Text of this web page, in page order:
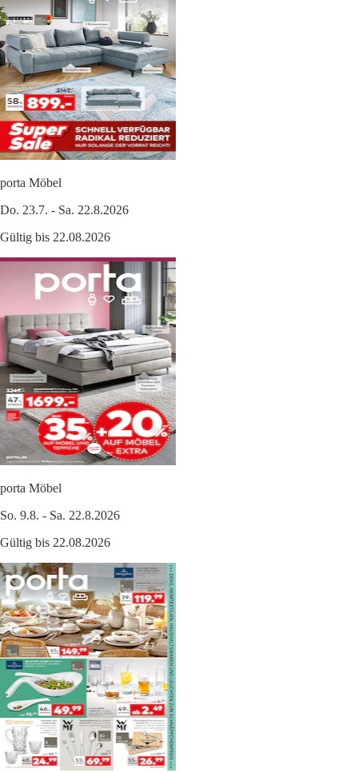
porta Möbel
Do. 23.7. - Sa. 22.8.2026
Gültig bis 22.08.2026
porta Möbel
So. 9.8. - Sa. 22.8.2026
Gültig bis 22.08.2026